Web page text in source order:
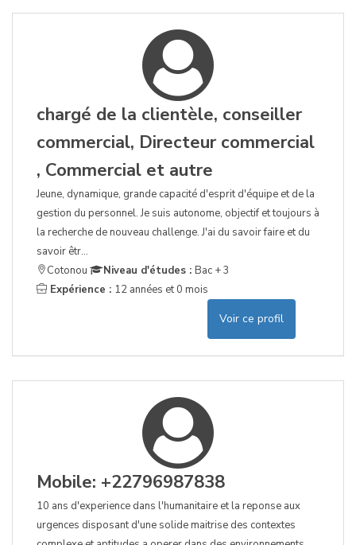
chargé de la clientèle, conseiller
commercial, Directeur commercial
, Commercial et autre
Jeune, dynamique, grande capacité d'esprit d'équipe et de la
gestion du personnel. Je suis autonome, objectif et toujours à
la recherche de nouveau challenge. J'ai du savoir faire et du
savoir êtr...
Cotonou
Niveau d'études : Bac + 3
Expérience : 12 années et 0 mois
Voir ce profil
Mobile: +22796987838
10 ans d'experience dans l'humanitaire et la reponse aux
urgences disposant d'une solide maitrise des contextes